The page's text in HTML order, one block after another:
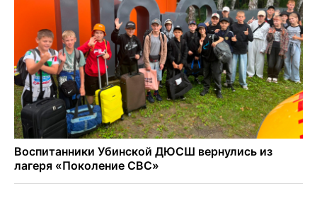
Новосибирские хирурги спасли сердце восьмиклассницы
с донорским клапаном